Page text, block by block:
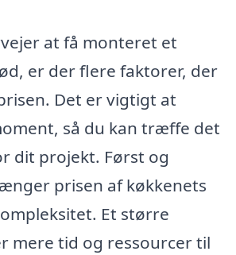
at få monteret et
er der flere faktorer, der
Det er vigtigt at
så du kan træffe det
dit projekt. Først og
prisen af køkkenets
Et større
mere tid og ressourcer til